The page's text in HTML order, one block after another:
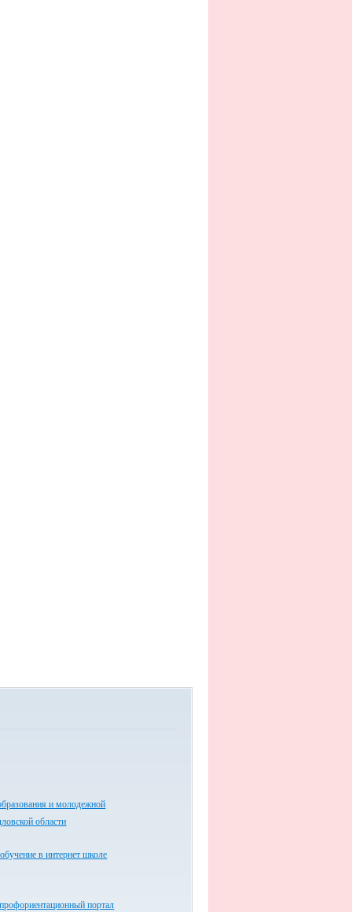
и молодежной
области
в интернет школе
портал